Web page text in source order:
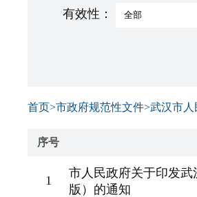
有效性：
首页>市政府规范性文件>武汉市人
序号
1
市人民政府关于印发武
版）的通知